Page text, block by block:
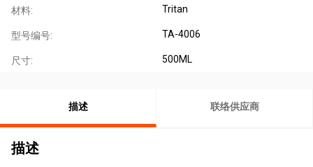
材料: Tritan
型号编号: TA-4006
尺寸: 500ML
描述 联络供应商
描述